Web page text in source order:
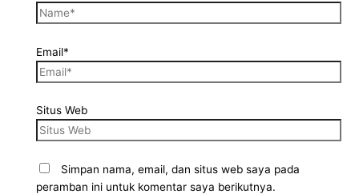
Email*
Situs Web
Simpan nama, email, dan situs web saya pada
peramban ini untuk komentar saya berikutnya.